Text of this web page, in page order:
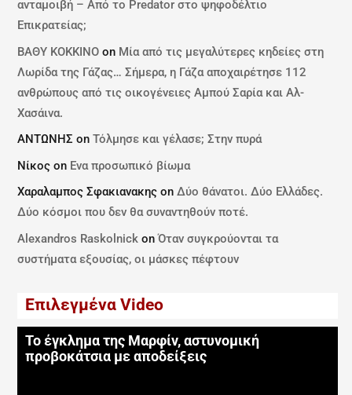
ανταμοιβή – Από το Predator στο ψηφοδέλτιο
Επικρατείας;
ΒΑΘΥ ΚΟΚΚΙΝΟ on Μία από τις μεγαλύτερες κηδείες στη
Λωρίδα της Γάζας… Σήμερα, η Γάζα αποχαιρέτησε 112
ανθρώπους από τις οικογένειες Αμπού Σαρία και Αλ-
Χασάινα.
ΑΝΤΩΝΗΣ onΤόλμησε και γέλασε; Στην πυρά
Νίκος on Ενα προσωπικό βίωμα
Χαραλαμπος Σφακιανακης onΔύο θάνατοι. Δύο Ελλάδες.
Δύο κόσμοι που δεν θα συναντηθούν ποτέ.
Alexandros Raskolnick onΌταν συγκρούονται τα
συστήματα εξουσίας, οι μάσκες πέφτουν
Επιλεγμένα Video
Το έγκλημα της Μαρφίν, αστυνομική
προβοκάτσια με αποδείξεις